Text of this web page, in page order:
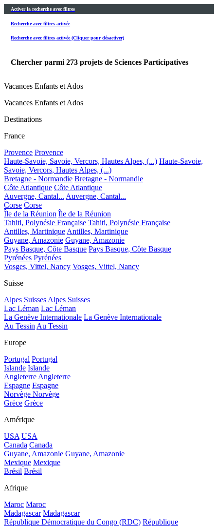
Activer la recherche avec filtres
Recherche avec filtres activée
Recherche avec filtres activée (Cliquer pour désactiver)
Chercher parmi 273 projets de Sciences Participatives
Vacances Enfants et Ados
Vacances Enfants et Ados
Destinations
France
Provence Provence
Haute-Savoie, Savoie, Vercors, Hautes Alpes, (...) Haute-Savoie,
Savoie, Vercors, Hautes Alpes, (...)
Bretagne - Normandie Bretagne - Normandie
Côte Atlantique Côte Atlantique
Auvergne, Cantal... Auvergne, Cantal...
Corse Corse
Île de la Réunion Île de la Réunion
Tahiti, Polynésie Française Tahiti, Polynésie Française
Antilles, MartiniqueAntilles, Martinique
Guyane, Amazonie Guyane, Amazonie
Pays Basque, Côte Basque Pays Basque, Côte Basque
Pyrénées Pyrénées
Vosges, Vittel, Nancy Vosges, Vittel, Nancy
Suisse
Alpes SuissesAlpes Suisses
Lac Léman Lac Léman
La Genève Internationale La Genève Internationale
Au TessinAu Tessin
Europe
Portugal Portugal
Islande Islande
AngleterreAngleterre
Espagne Espagne
Norvège Norvège
Grèce Grèce
Amérique
USA USA
Canada Canada
Guyane, Amazonie Guyane, Amazonie
Mexique Mexique
Brésil Brésil
Afrique
Maroc Maroc
Madagascar Madagascar
République Démocratique du Congo (RDC) République